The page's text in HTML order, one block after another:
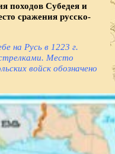
походов Субедея и
сражения русско-
на Русь в 1223 г.
Место
войск обозначено